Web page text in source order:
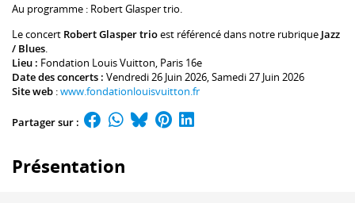
Au programme : Robert Glaspertrio.
Le concert Robert Glasper trioest référencé dans notre rubrique Jazz
/ Blues.
Lieu : Fondation Louis Vuitton, Paris 16e
Date des concerts : Vendredi 26 Juin 2026, Samedi 27 Juin 2026
Site web :www.fondationlouisvuitton.fr
Partager sur :
Présentation